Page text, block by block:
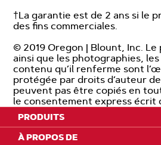
†La garantie est de 2 ans si le
des fins commerciales.
© 2019 Oregon | Blount, Inc.
ainsi que les photographies,
contenu qu’il renferme sont
protégée par droits d’auteur
peuvent pas être copiés en
le consentement express écrit
PRODUITS
À PROPOS DE